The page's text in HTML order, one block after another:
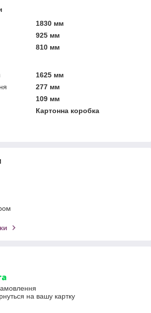
1830 мм
925 мм
810 мм
1625 мм
277 мм
109 мм
Картонна коробка
на вашу картку